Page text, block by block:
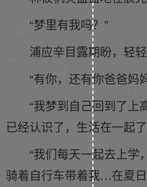
“梦里有我吗？”
浦应辛目露期盼，轻
“有你，还有你爸爸
“我梦到自己回到了上
已经认识了，生活在一起
“我们每天一起去上
骑着自行车带着我…在夏